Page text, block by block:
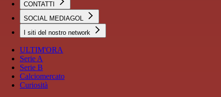
CONTATTI
SOCIAL MEDIAGOL
I siti del nostro network
ULTIM'ORA
Serie A
Serie B
Calciomercato
Curiosità